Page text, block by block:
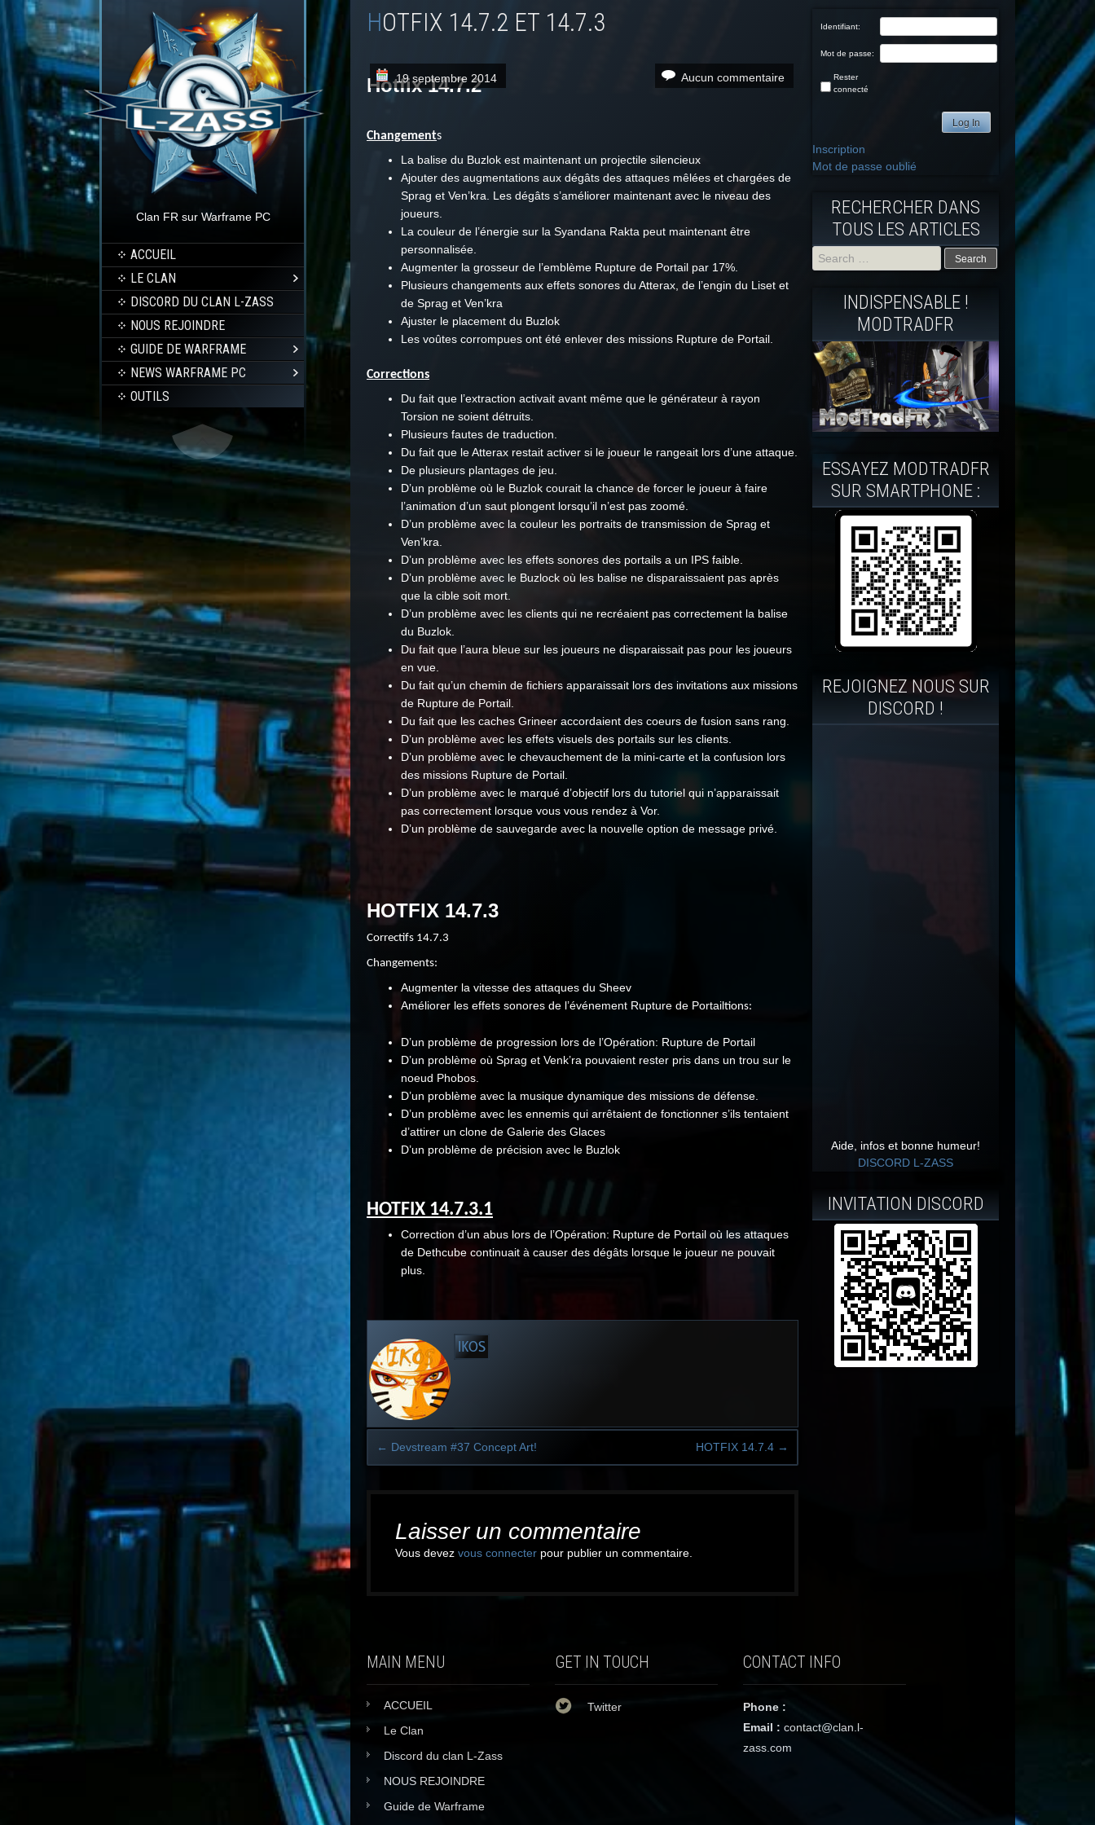
Clan FR sur Warframe PC
ACCUEIL
LE CLAN
DISCORD DU CLAN L-ZASS
NOUS REJOINDRE
GUIDE DE WARFRAME
NEWS WARFRAME PC
OUTILS
HOTFIX 14.7.2 ET 14.7.3
19 septembre 2014 Aucun commentaire
Hotfix 14.7.2
Changements
La balise du Buzlok est maintenant un projectile silencieux
Ajouter des augmentations aux dégâts des attaques mêlées et chargées de
Sprag et Ven’kra. Les dégâts s’améliorer maintenant avec le niveau des
joueurs.
La couleur de l’énergie sur la Syandana Rakta peut maintenant être
personnalisée.
Augmenter la grosseur de l’emblème Rupture de Portail par 17%.
Plusieurs changements aux effets sonores du Atterax, de l’engin du Liset et
de Sprag et Ven’kra
Ajuster le placement du Buzlok
Les voûtes corrompues ont été enlever des missions Rupture de Portail.
Corrections
Du fait que l’extraction activait avant même que le générateur à rayon
Torsion ne soient détruits.
Plusieurs fautes de traduction.
Du fait que le Atterax restait activer si le joueur le rangeait lors d’une attaque.
De plusieurs plantages de jeu.
D’un problème où le Buzlok courait la chance de forcer le joueur à faire
l’animation d’un saut plongent lorsqu’il n’est pas zoomé.
D’un problème avec la couleur les portraits de transmission de Sprag et
Ven’kra.
D’un problème avec les effets sonores des portails a un IPS faible.
D’un problème avec le Buzlock où les balise ne disparaissaient pas après
que la cible soit mort.
D’un problème avec les clients qui ne recréaient pas correctement la balise
du Buzlok.
Du fait que l’aura bleue sur les joueurs ne disparaissait pas pour les joueurs
en vue.
Du fait qu’un chemin de fichiers apparaissait lors des invitations aux missions
de Rupture de Portail.
Du fait que les caches Grineer accordaient des coeurs de fusion sans rang.
D’un problème avec les effets visuels des portails sur les clients.
D’un problème avec le chevauchement de la mini-carte et la confusion lors
des missions Rupture de Portail.
D’un problème avec le marqué d’objectif lors du tutoriel qui n’apparaissait
pas correctement lorsque vous vous rendez à Vor.
D’un problème de sauvegarde avec la nouvelle option de message privé.
HOTFIX 14.7.3
Correctifs 14.7.3
Changements:
Augmenter la vitesse des attaques du Sheev
Améliorer les effets sonores de l’événement Rupture de Portailtions:
D’un problème de progression lors de l’Opération: Rupture de Portail
D’un problème où Sprag et Venk’ra pouvaient rester pris dans un trou sur le
noeud Phobos.
D’un problème avec la musique dynamique des missions de défense.
D’un problème avec les ennemis qui arrêtaient de fonctionner s’ils tentaient
d’attirer un clone de Galerie des Glaces
D’un problème de précision avec le Buzlok
HOTFIX 14.7.3.1
Correction d’un abus lors de l’Opération: Rupture de Portail où les attaques
de Dethcube continuait à causer des dégâts lorsque le joueur ne pouvait
plus.
IKOS
← Devstream #37 Concept Art! HOTFIX 14.7.4 →
Laisser un commentaire
Vous devez vous connecter pour publier un commentaire.
Identifiant:
Mot de passe:
Rester
connecté
Log In
Inscription
Mot de passe oublié
RECHERCHER DANS
TOUS LES ARTICLES
Search
for:
INDISPENSABLE !
MODTRADFR
ESSAYEZ MODTRADFR
SUR SMARTPHONE :
REJOIGNEZ NOUS SUR
DISCORD !
Aide, infos et bonne humeur!
DISCORD L-ZASS
INVITATION DISCORD
MAIN MENU
ACCUEIL
Le Clan
Discord du clan L-Zass
NOUS REJOINDRE
Guide de Warframe
GET IN TOUCH
Twitter
CONTACT INFO
Phone :
Email : contact@clan.l-
zass.com